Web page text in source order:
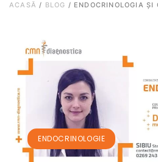
ACASĂ / BLOG / ENDOCRINOLOGIA ȘI
ENDOCRINOLOGIE